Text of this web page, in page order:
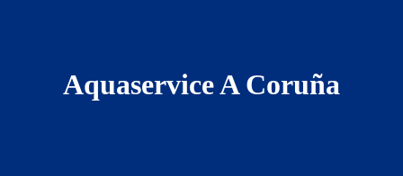
Aquaservice A Coruña